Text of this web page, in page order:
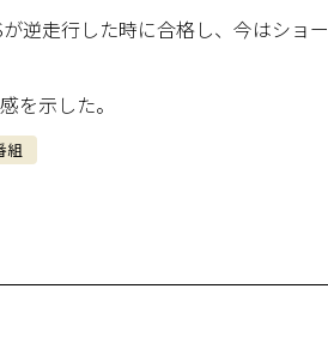
逆走行した時に合格し、今はショー
を示した。
組